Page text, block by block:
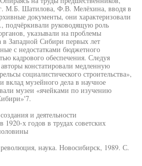
М.Б. Шатилова, Ф.В. Мелёхина, вводя в
документы, они характеризовали
подчёркивали руководящую роль
указывали на проблемы
в Западной Сибири первых лет
с недостатками бюджетного
кадрового обеспечения. Следуя
констатировали медленную
социалистического строительства»,
вклад музейного дела в научное
музеи «ячейками по изучению
и деятельности
1920-х годов в трудах советских
наука. Новосибирск, 1989. С.